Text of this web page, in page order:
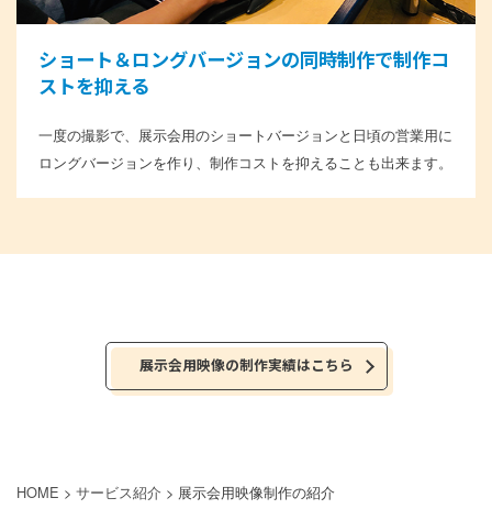
ショート＆ロングバージョンの同時制作で制作コ
ストを抑える
一度の撮影で、展示会用のショートバージョンと日頃の営業用に
ロングバージョンを作り、制作コストを抑えることも出来ます。
展示会用映像の制作実績はこちら
HOME > サービス紹介 > 展示会用映像制作の紹介